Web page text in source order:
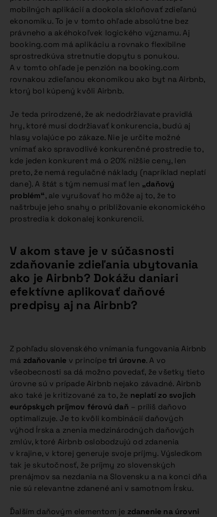
mobilných aplikácií a dookola skloňovať zdieľanú
ekonomiku. To je v tomto ohľade absolútne bez
právneho a akéhokoľvek logického významu. Aj
booking.com má aplikáciu a rovnako flexibilne
sprostredkúva stretnutie dopytu s ponukou.
A v tomto ohľade je penzión na booking.com
rovnakou zdieľanou ekonomikou ako byt na Airbnb,
ktorý bol kúpený kvôli Airbnb.
Je teda prirodzené, že ak nedodržiavate pravidlá
hry, ktoré musí dodržiavať konkurencia, budú aj
hlasy volajúce po zákaze. Nie je určite možné
vnímať ako spravodlivé konkurenčné prostredie to,
kde jeden konkurent má o 20% nižšie ceny, len
preto, že nemá regulačné náklady (napríklad neplatí
dane). A štát s tým nemusí mať len „daňový
problém“, ale vyrušovať ho môže aj to, že to
naštrbuje jeho snahy o približovanie ekonomického
prostredia k dokonalej konkurencii.
V akom stave je v súčasnosti
zdaňovanie zdieľania ubytovania
ako je Airbnb? Dokážu daniari
efektívne aplikovať daňové
predpisy aj na Airbnb?
Z pohľadu slovenského vnímania fungovania Airbnb
má zdaňovanie v princípetri úrovne. A vo
všeobecnosti sa dá možno povedať, že všetky tieto
úrovne sú v prípade Airbnb nejako závadné. Airbnb
ako také je kritizované za to, že neplatí zo svojich
európskych príjmov férovú daň – príliš daňovo
optimalizuje. Je to kvôli kombinácií daňových
výhod Írska a znenia medzinárodných daňových
zmlúv, ktoré Airbnb oslobodzujú od zdanenia
v krajine, v ktorej generuje svoje príjmy. Výsledkom
tak je skutočnosť, že príjmy zo slovenských
prenájmov sa nezdania na Slovensku a na konci dňa
nie sú relevantne zdanené ani v samotnom Írsku.
Ďalším daňovým elementom je zdanenie na úrovni